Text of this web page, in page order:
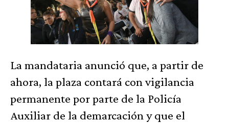
La mandataria anunció que, a partir de
ahora, la plaza contará con vigilancia
permanente por parte de la Policía
Auxiliar de la demarcación y que el